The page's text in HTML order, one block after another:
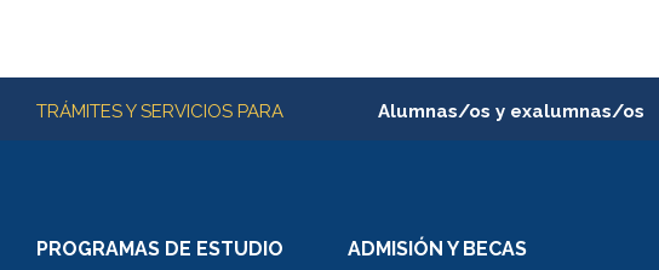
Más información
TRÁMITES Y SERVICIOS PARA Alumnas/os y exalumnas/os
PROGRAMAS DE ESTUDIO ADMISIÓN Y BECAS